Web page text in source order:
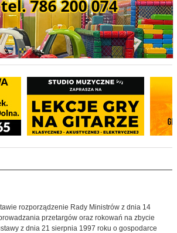
rozporządzenie Rady Ministrów z dnia 14
przetargów oraz rokowań na zbycie
z dnia 21 sierpnia 1997 roku o gospodarce